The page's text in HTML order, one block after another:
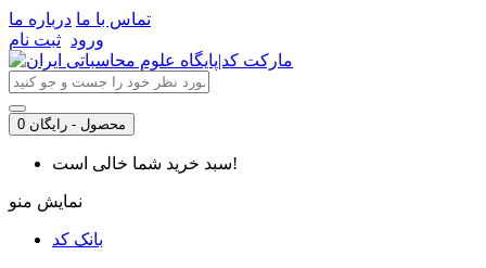
تماس با ما درباره ما
ورود ثبت نام
0 محصول - رایگان
سبد خرید شما خالی است!
نمایش منو
بانک کد